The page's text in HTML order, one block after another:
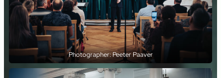
Photographer: Peeter Paaver